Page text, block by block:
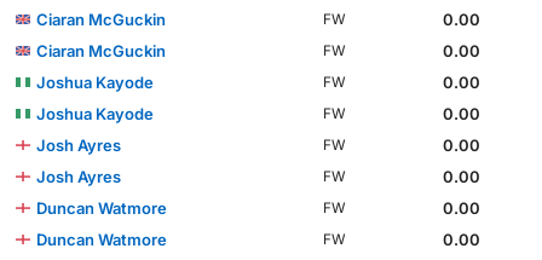
Ciaran McGuckin
FW
0.00
Ciaran McGuckin
FW
0.00
Joshua Kayode
FW
0.00
Joshua Kayode
FW
0.00
Josh Ayres
FW
0.00
Josh Ayres
FW
0.00
Duncan Watmore
FW
0.00
Duncan Watmore
FW
0.00